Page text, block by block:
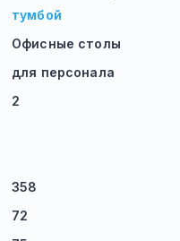
тумбой
Офисные столы
для персонала
2
358
72